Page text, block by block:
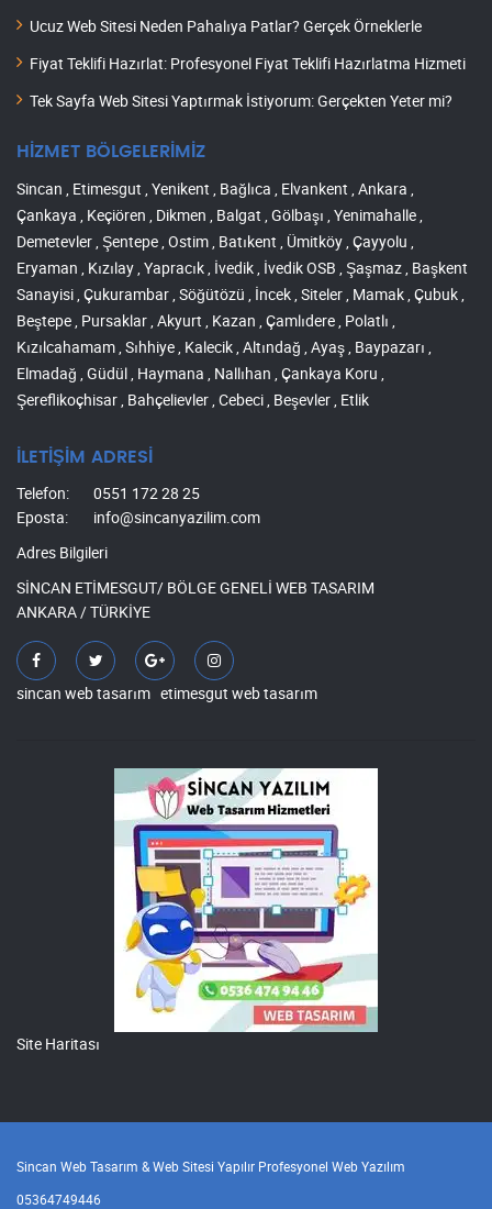
Ucuz Web Sitesi Neden Pahalıya Patlar? Gerçek Örneklerle
Fiyat Teklifi Hazırlat: Profesyonel Fiyat Teklifi Hazırlatma Hizmeti
Tek Sayfa Web Sitesi Yaptırmak İstiyorum: Gerçekten Yeter mi?
HİZMET BÖLGELERİMİZ
Sincan , Etimesgut , Yenikent , Bağlıca , Elvankent , Ankara ,
Çankaya , Keçiören , Dikmen , Balgat , Gölbaşı , Yenimahalle ,
Demetevler , Şentepe , Ostim , Batıkent , Ümitköy , Çayyolu ,
Eryaman , Kızılay , Yapracık , İvedik , İvedik OSB , Şaşmaz , Başkent
Sanayisi , Çukurambar , Söğütözü , İncek , Siteler , Mamak , Çubuk ,
Beştepe , Pursaklar , Akyurt , Kazan , Çamlıdere , Polatlı ,
Kızılcahamam , Sıhhiye , Kalecik , Altındağ , Ayaş , Baypazarı ,
Elmadağ , Güdül , Haymana , Nallıhan , Çankaya Koru ,
Şereflikoçhisar , Bahçelievler , Cebeci , Beşevler , Etlik
İLETİŞİM ADRESİ
Telefon:
0551 172 28 25
Eposta:
info@sincanyazilim.com
Adres Bilgileri
SİNCAN ETİMESGUT/ BÖLGE GENELİ WEB TASARIM
ANKARA / TÜRKİYE
sincan web tasarım etimesgut web tasarım
Site Haritası
Sincan Web Tasarım & Web Sitesi Yapılır Profesyonel Web Yazılım
05364749446